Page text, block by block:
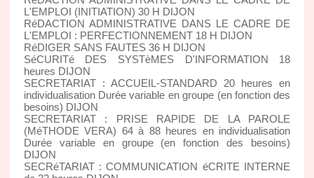
L'EMPLOI (INITIATION) 30 H DIJON
RéDACTION ADMINISTRATIVE DANS LE CADRE DE
L'EMPLOI : PERFECTIONNEMENT 18 H DIJON
RéDIGER SANS FAUTES 36 H DIJON
SéCURITé DES SYSTèMES D'INFORMATION 18
heures DIJON
SECRETARIAT : ACCUEIL-STANDARD 20 heures en
individualisation Durée variable en groupe (en fonction des
besoins) DIJON
SECRETARIAT : PRISE RAPIDE DE LA PAROLE
(MéTHODE VERA) 64 à 88 heures en individualisation
Durée variable en groupe (en fonction des besoins)
DIJON
SECRéTARIAT : COMMUNICATION éCRITE INTERNE